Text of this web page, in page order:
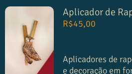
Aplicador de
R$45,00
Aplicadores de
e decoração em